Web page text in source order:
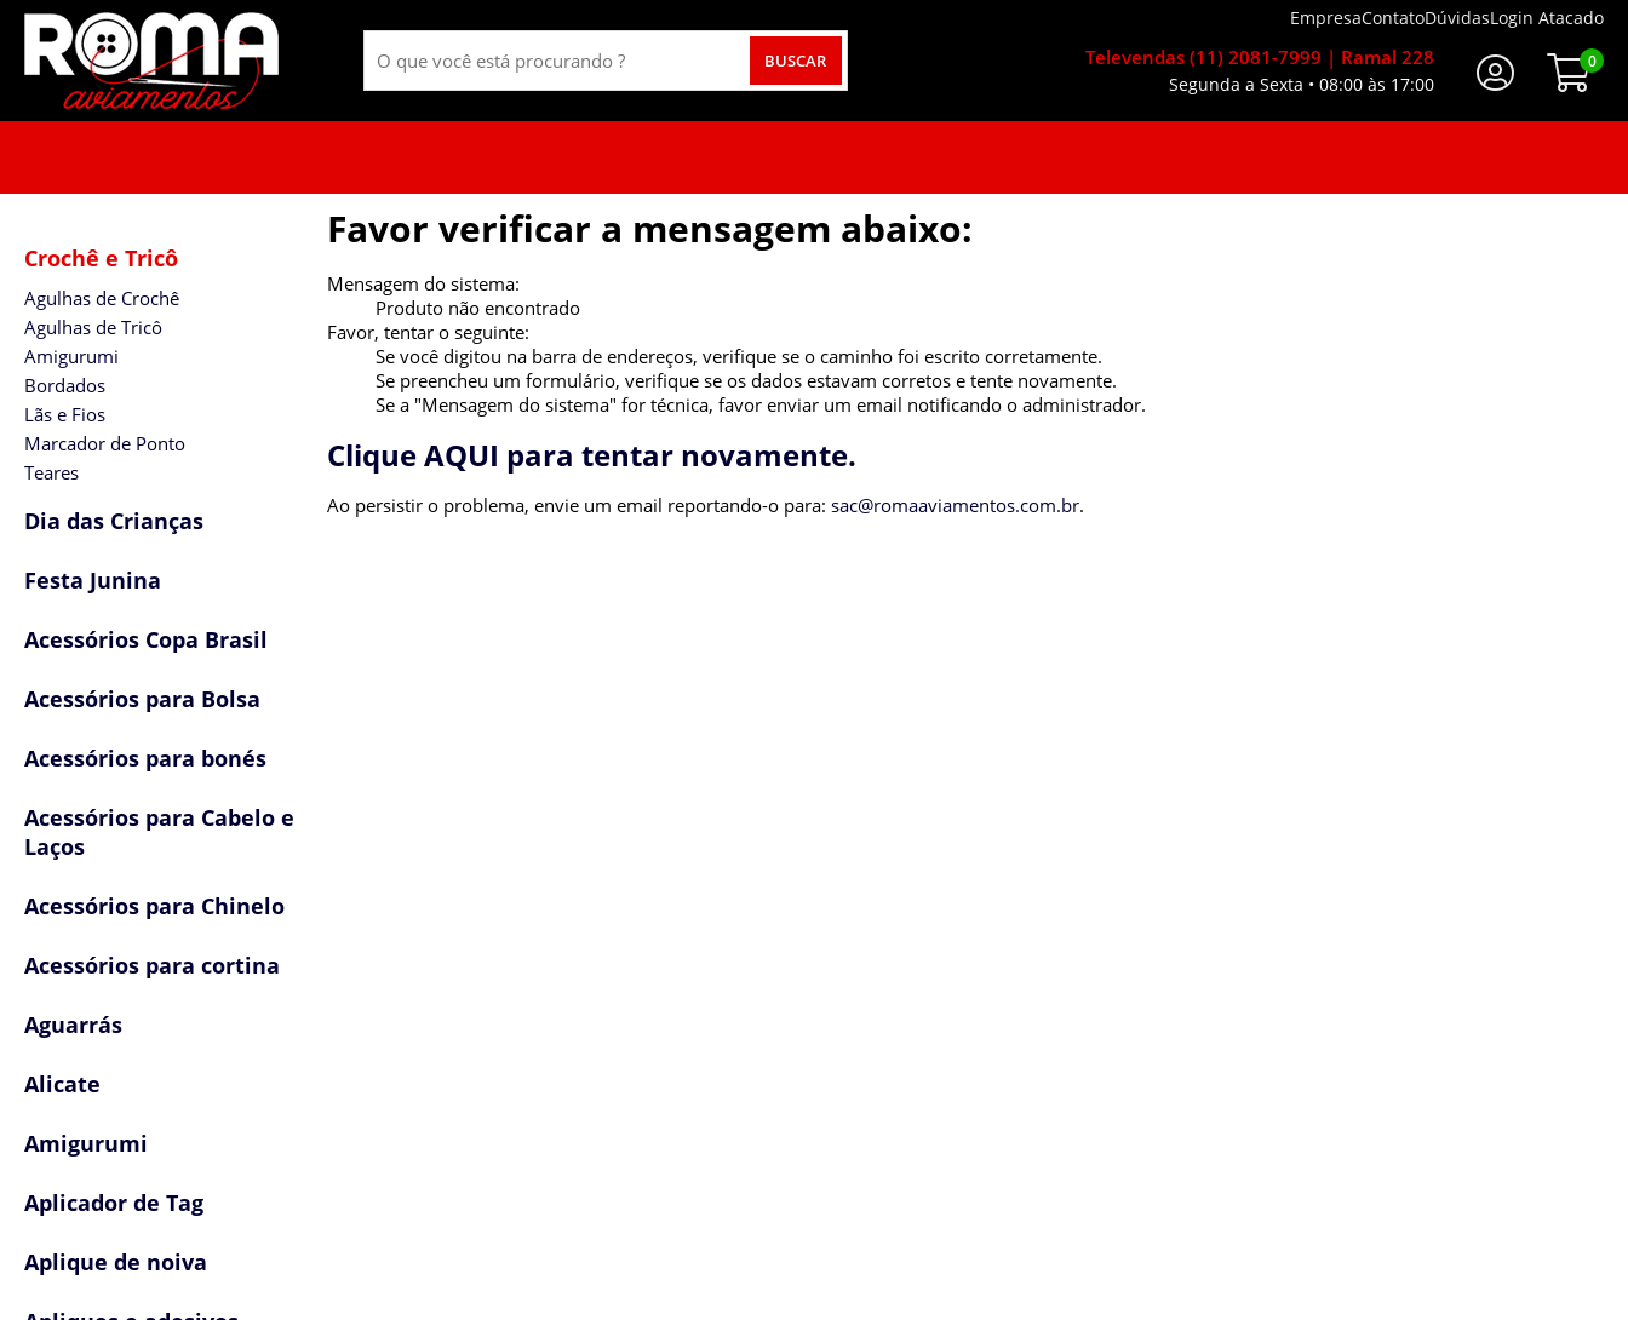
EmpresaContatoDúvidasLogin Atacado
Televendas (11) 2081-7999 | Ramal 228
Segunda a Sexta • 08:00 às 17:00
Crochê e Tricô
Agulhas de Crochê
Agulhas de Tricô
Amigurumi
Bordados
Lãs e Fios
Marcador de Ponto
Teares
Dia das Crianças
Festa Junina
Acessórios Copa Brasil
Acessórios para Bolsa
Acessórios para bonés
Acessórios para Cabelo e
Laços
Acessórios para Chinelo
Acessórios para cortina
Aguarrás
Alicate
Amigurumi
Aplicador de Tag
Aplique de noiva
0
Favor verificar a mensagem abaixo:
Mensagem do sistema:
Produto não encontrado
Favor, tentar o seguinte:
Se você digitou na barra de endereços, verifique se o caminho foi escrito corretamente.
Se preencheu um formulário, verifique se os dados estavam corretos e tente novamente.
Se a "Mensagem do sistema" for técnica, favor enviar um email notificando o administrador.
Clique AQUI para tentar novamente.
Ao persistir o problema, envie um email reportando-o para: sac@romaaviamentos.com.br.